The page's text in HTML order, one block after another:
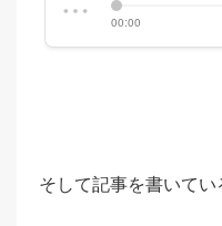
そして記事を書いてい